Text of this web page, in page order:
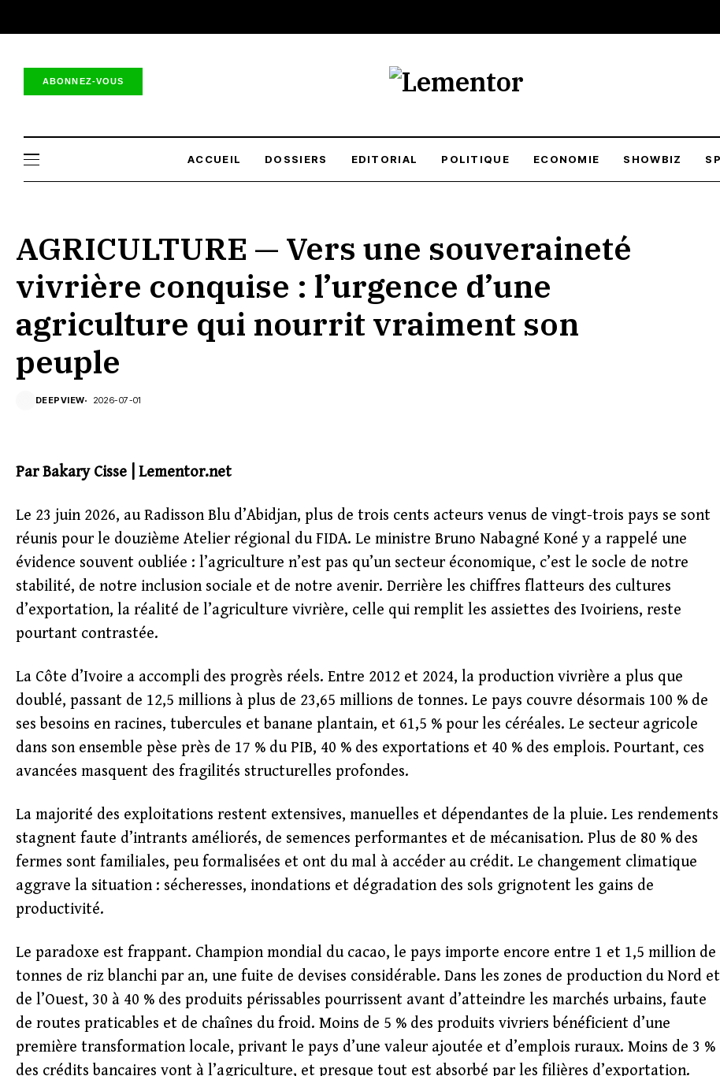
ABONNEZ-VOUS
ACCUEIL DOSSIERS EDITORIAL POLITIQUE ECONOMIE SHOWBIZ
AGRICULTURE — Vers une souveraineté
vivrière conquise : l’urgence d’une
agriculture qui nourrit vraiment son
peuple
DEEPVIEW 2026-07-01
Par Bakary Cisse | Lementor.net
Le 23 juin 2026, au Radisson Blu d’Abidjan, plus de trois cents acteurs venus de vingt-trois pays se sont
réunis pour le douzième Atelier régional du FIDA. Le ministre Bruno Nabagné Koné y a rappelé une
évidence souvent oubliée : l’agriculture n’est pas qu’un secteur économique, c’est le socle de notre
stabilité, de notre inclusion sociale et de notre avenir. Derrière les chiffres flatteurs des cultures
d’exportation, la réalité de l’agriculture vivrière, celle qui remplit les assiettes des Ivoiriens, reste
pourtant contrastée.
La Côte d’Ivoire a accompli des progrès réels. Entre 2012 et 2024, la production vivrière a plus que
doublé, passant de 12,5 millions à plus de 23,65 millions de tonnes. Le pays couvre désormais 100 % de
ses besoins en racines, tubercules et banane plantain, et 61,5 % pour les céréales. Le secteur agricole
dans son ensemble pèse près de 17 % du PIB, 40 % des exportations et 40 % des emplois. Pourtant, ces
avancées masquent des fragilités structurelles profondes.
La majorité des exploitations restent extensives, manuelles et dépendantes de la pluie. Les rendements
stagnent faute d’intrants améliorés, de semences performantes et de mécanisation. Plus de 80 % des
fermes sont familiales, peu formalisées et ont du mal à accéder au crédit. Le changement climatique
aggrave la situation : sécheresses, inondations et dégradation des sols grignotent les gains de
productivité.
Le paradoxe est frappant. Champion mondial du cacao, le pays importe encore entre 1 et 1,5 million de
tonnes de riz blanchi par an, une fuite de devises considérable. Dans les zones de production du Nord et
de l’Ouest, 30 à 40 % des produits périssables pourrissent avant d’atteindre les marchés urbains, faute
de routes praticables et de chaînes du froid. Moins de 5 % des produits vivriers bénéficient d’une
première transformation locale, privant le pays d’une valeur ajoutée et d’emplois ruraux. Moins de 3 %
des crédits bancaires vont à l’agriculture, et presque tout est absorbé par les filières d’exportation.